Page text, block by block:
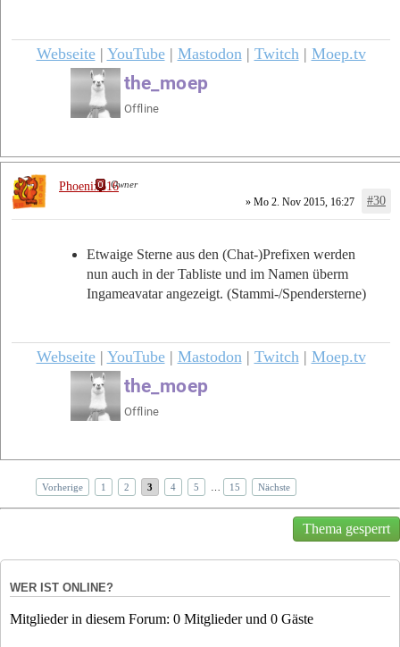
Webseite| YouTube| Mastodon| Twitch| Moep.tv
» Mo 2. Nov 2015, 16:27 #30
Etwaige Sterne aus den (Chat-)Prefixen werden
nun auch in der Tabliste und im Namen überm
Ingameavatar angezeigt. (Stammi-/Spendersterne)
Webseite| YouTube| Mastodon | Twitch | Moep.tv
Phoenix616Owner
Vorherige 1 2 3 4 5 15 Nächste
Thema gesperrt
WER IST ONLINE?
Mitglieder in diesem Forum: 0 Mitglieder und 0 Gäste